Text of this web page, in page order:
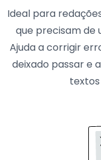
Ideal para
que precisam de
Ajuda a corrigir
deixado passar e